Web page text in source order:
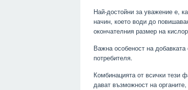
Най-достойни за уважение е,
начин, което води до
окончателния размер на
Важна особеност на
потребителя.
Комбинацията от всички тези
дават възможност на